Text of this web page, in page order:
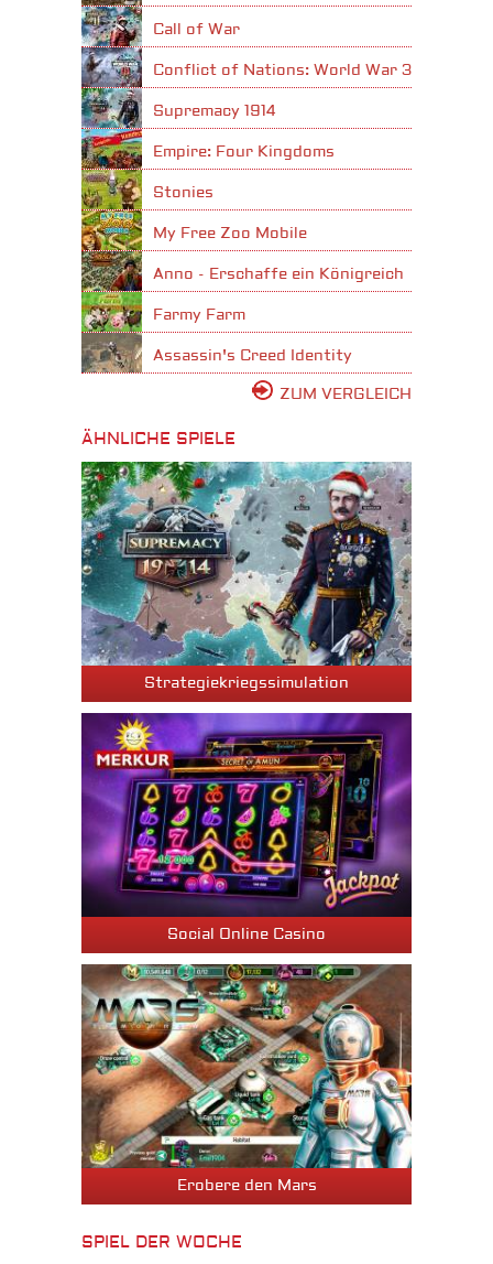
Call of War
Conflict of Nations: World War 3
Supremacy 1914
Empire: Four Kingdoms
Stonies
My Free Zoo Mobile
Anno - Erschaffe ein Königreich
Farmy Farm
Assassin's Creed Identity
ZUM VERGLEICH
ÄHNLICHE SPIELE
Strategiekriegssimulation
Social Online Casino
Erobere den Mars
SPIEL DER WOCHE